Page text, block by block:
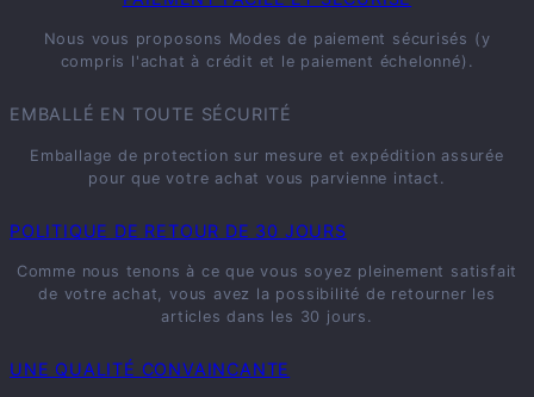
Nous vous proposons Modes de paiement sécurisés (y
compris l'achat à crédit et le paiement échelonné).
EMBALLÉ EN TOUTE SÉCURITÉ
Emballage de protection sur mesure et expédition assurée
pour que votre achat vous parvienne intact.
POLITIQUE DE RETOUR DE 30 JOURS
Comme nous tenons à ce que vous soyez pleinement satisfait
de votre achat, vous avez la possibilité de retourner les
articles dans les 30 jours.
UNE QUALITÉ CONVAINCANTE